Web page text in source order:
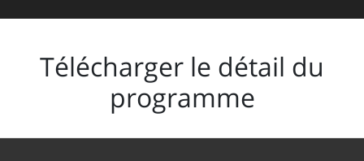
Télécharger le détail du
programme